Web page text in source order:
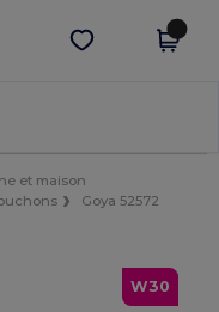
Obtenir l'appli
et maison
Goya 52572
W30